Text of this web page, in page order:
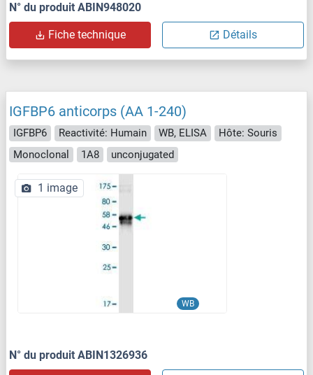
N° du produit ABIN948020
Fiche technique Détails
IGFBP6 anticorps (AA 1-240)
IGFBP6 Reactivité: Humain WB, ELISA
Hôte: Souris
Monoclonal
1A8 unconjugated
WB
1 image
N° du produit ABIN1326936